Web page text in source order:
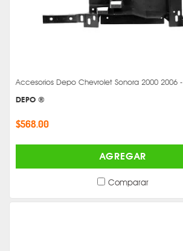
Accesorios Depo Chevrolet Sonora 2000 2006 -
DEPO ®
$568.00
AGREGAR
Comparar